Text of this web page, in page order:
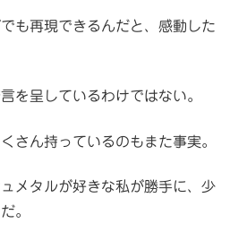
も再現できるんだと、感動した
を呈しているわけではない。
さん持っているのもまた事実。
メタルが好きな私が勝手に、少
。